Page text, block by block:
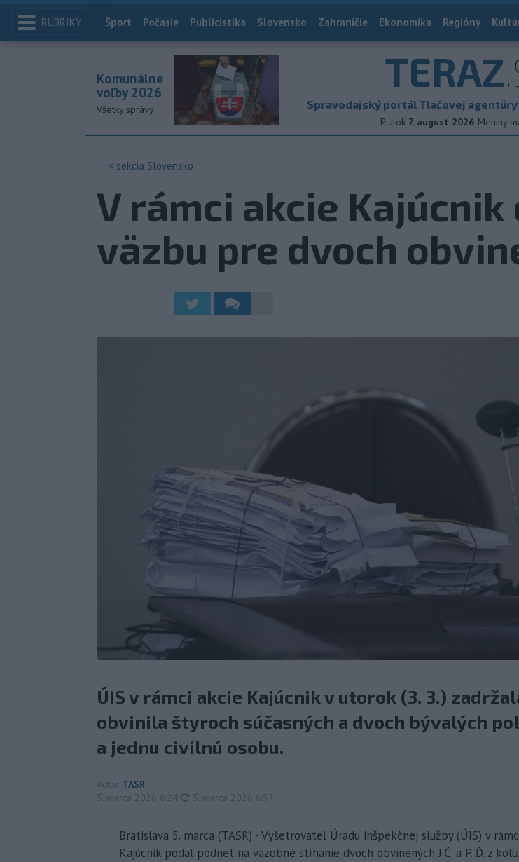
RUBRIKY Index
Šport Počasie Publicistika Slovensko Zahraničie Ekonomika Regióny
TERAZ
Spravodajský portál Tlačovej
Piatok 7. august 2026 Meniny
Komunálne
voľby 2026
Všetky správy
< sekcia Slovensko
V rámci akcie
väzbu pre dvoch
ÚIS v rámci akcie Kajúcnik v utorok (3. 3.)
obvinila štyroch súčasných a dvoch bývalých
a jednu civilnú osobu.
Autor TASR
5. marca 2026 6:24
aktualizované
5. marca 2026 6:37
Bratislava 5. marca (TASR) - Vyšetrovateľ Úradu inšpekčnej služby (ÚIS) v
Kajúcnik podal podnet na väzobné stíhanie dvoch obvinených J.Č. a P. Ď. z